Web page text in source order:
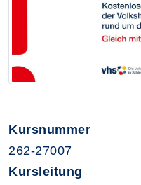
Kursnummer
262-27007
Kursleitung